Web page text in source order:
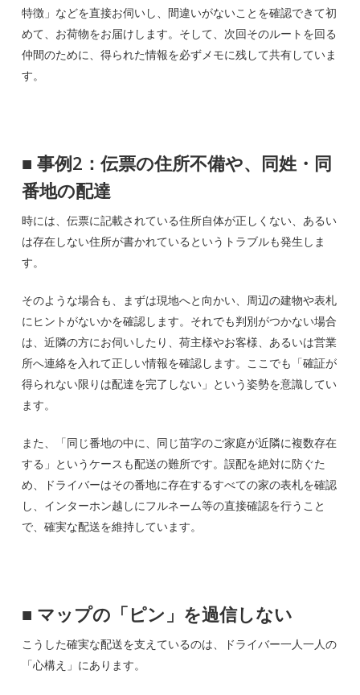
特徴」などを直接お伺いし、間違いがないことを確認できて初
めて、お荷物をお届けします。そして、次回そのルートを回る
仲間のために、得られた情報を必ずメモに残して共有していま
す。
■ 事例2：伝票の住所不備や、同姓・同
番地の配達
時には、伝票に記載されている住所自体が正しくない、あるい
は存在しない住所が書かれているというトラブルも発生しま
す。
そのような場合も、まずは現地へと向かい、周辺の建物や表札
にヒントがないかを確認します。それでも判別がつかない場合
は、近隣の方にお伺いしたり、荷主様やお客様、あるいは営業
所へ連絡を入れて正しい情報を確認します。ここでも「確証が
得られない限りは配達を完了しない」という姿勢を意識してい
ます。
また、「同じ番地の中に、同じ苗字のご家庭が近隣に複数存在
する」というケースも配送の難所です。誤配を絶対に防ぐた
め、ドライバーはその番地に存在するすべての家の表札を確認
し、インターホン越しにフルネーム等の直接確認を行うこと
で、確実な配送を維持しています。
■ マップの「ピン」を過信しない
こうした確実な配送を支えているのは、ドライバー一人一人の
「心構え」にあります。